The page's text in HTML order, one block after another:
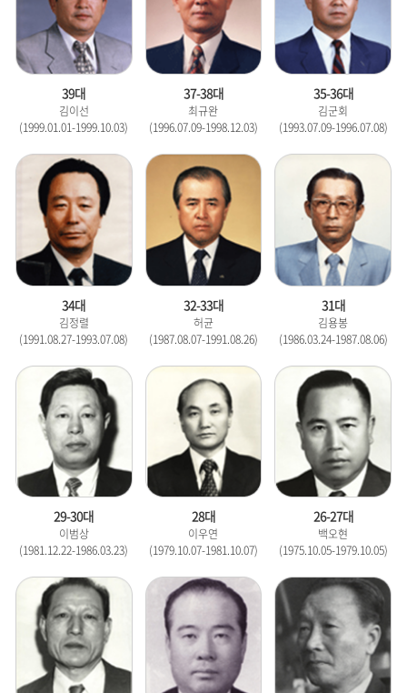
39대
김이선
(1999.01.01-1999.10.03)
37-38대
최규완
(1996.07.09-1998.12.03)
35-36대
김군회
(1993.07.09-1996.07.08)
34대
김정렬
(1991.08.27-1993.07.08)
32-33대
허균
(1987.08.07-1991.08.26)
31대
김용봉
(1986.03.24-1987.08.06)
29-30대
이범상
(1981.12.22-1986.03.23)
28대
이우연
(1979.10.07-1981.10.07)
26-27대
백오현
(1975.10.05-1979.10.05)